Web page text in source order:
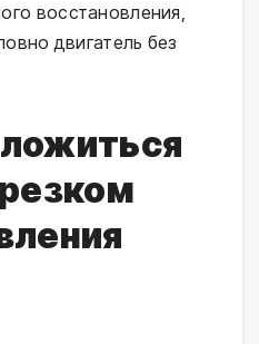
восстановления,
двигатель без